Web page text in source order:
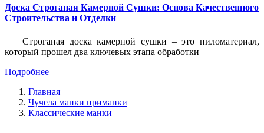
Доска Строганая Камерной Сушки: Основа Качественного
Строительства и Отделки
Строганая доска камерной сушки – это пиломатериал,
который прошел два ключевых этапа обработки
Подробнее
Главная
Чучела манки приманки
Классические манки